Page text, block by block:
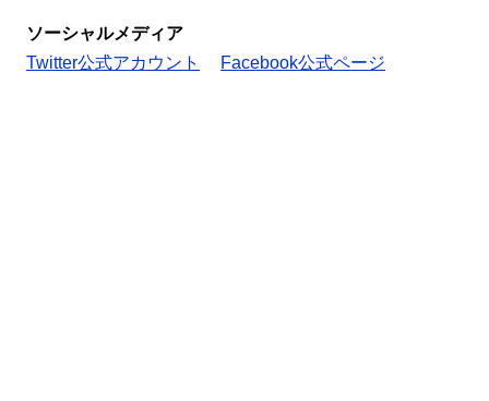
ソーシャルメディア
Twitter公式アカウント
Facebook公式ページ